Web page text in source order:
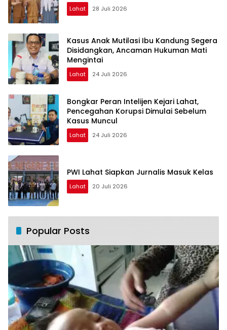
Lahat 28 Juli 2026
Kasus Anak Mutilasi Ibu Kandung Segera
Disidangkan, Ancaman Hukuman Mati
Mengintai
Lahat 24 Juli 2026
Bongkar Peran Intelijen Kejari Lahat,
Pencegahan Korupsi Dimulai Sebelum
Kasus Muncul
Lahat 24 Juli 2026
PWI Lahat Siapkan Jurnalis Masuk Kelas
Lahat 20 Juli 2026
Popular Posts